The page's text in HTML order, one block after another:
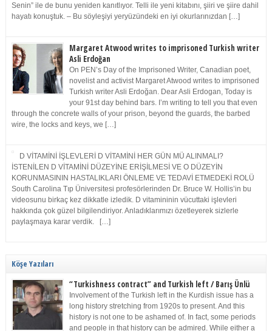
Senin” ile de bunu yeniden kanıtlıyor. Telli ile yeni kitabını, şiiri ve şiire dahil
hayatı konuştuk. – Bu söyleşiyi yeryüzündeki en iyi okurlarınızdan […]
Margaret Atwood writes to imprisoned Turkish writer
Asli Erdoğan
On PEN’s Day of the Imprisoned Writer, Canadian poet,
novelist and activist Margaret Atwood writes to imprisoned
Turkish writer Asli Erdoğan. Dear Asli Erdogan, Today is
your 91st day behind bars. I’m writing to tell you that even
through the concrete walls of your prison, beyond the guards, the barbed
wire, the locks and keys, we […]
D VİTAMİNİ İŞLEVLERİ D VİTAMİNİ HER GÜN MÜ ALINMALI?
İSTENİLEN D VİTAMİNİ DÜZEYİNE ERİŞİLMESİ VE O DÜZEYİN
KORUNMASININ HASTALIKLARI ÖNLEME VE TEDAVİ ETMEDEKİ ROLÜ
South Carolina Tıp Üniversitesi profesörlerinden Dr. Bruce W. Hollis’in bu
videosunu birkaç kez dikkatle izledik. D vitamininin vücuttaki işlevleri
hakkında çok güzel bilgilendiriyor. Anladıklarımızı özetleyerek sizlerle
paylaşmaya karar verdik. […]
Köşe Yazıları
“Turkishness contract” and Turkish left / Barış Ünlü
Involvement of the Turkish left in the Kurdish issue has a
long history stretching from 1920s to present. And this
history is not one to be ashamed of. In fact, some periods
and people in that history can be admired. While either a